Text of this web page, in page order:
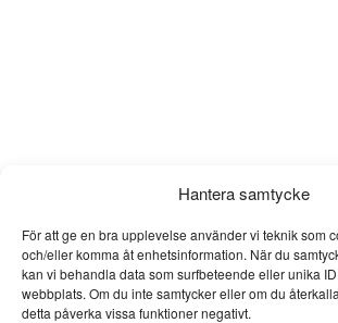
Hantera samtycke
För att ge en bra upplevelse använder vi teknik som
och/eller komma åt enhetsinformation. När du
kan vi behandla data som surfbeteende eller unika
webbplats. Om du inte samtycker eller om du
detta påverka vissa funktioner negativt.